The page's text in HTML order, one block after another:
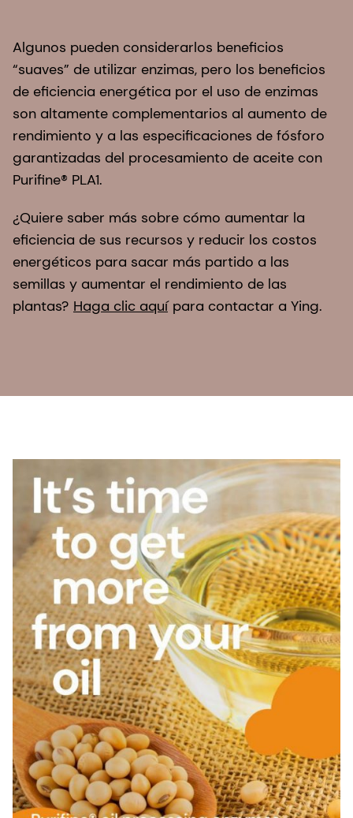
Algunos pueden considerarlos beneficios
“suaves” de utilizar enzimas, pero los beneficios
de eficiencia energética por el uso de enzimas
son altamente complementarios al aumento de
rendimiento y a las especificaciones de fósforo
garantizadas del procesamiento de aceite con
Purifine® PLA1.
¿Quiere saber más sobre cómo aumentar la
eficiencia de sus recursos y reducir los costos
energéticos para sacar más partido a las
semillas y aumentar el rendimiento de las
plantas? Haga clic aquípara contactar a Ying.